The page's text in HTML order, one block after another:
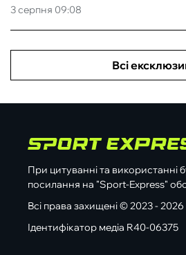
3 серпня 09:08
Всі
При цитуванні та використанні
посилання на "Sport-Express"
Всі права захищені © 2023 -
Ідентифікатор медіа R40-06375